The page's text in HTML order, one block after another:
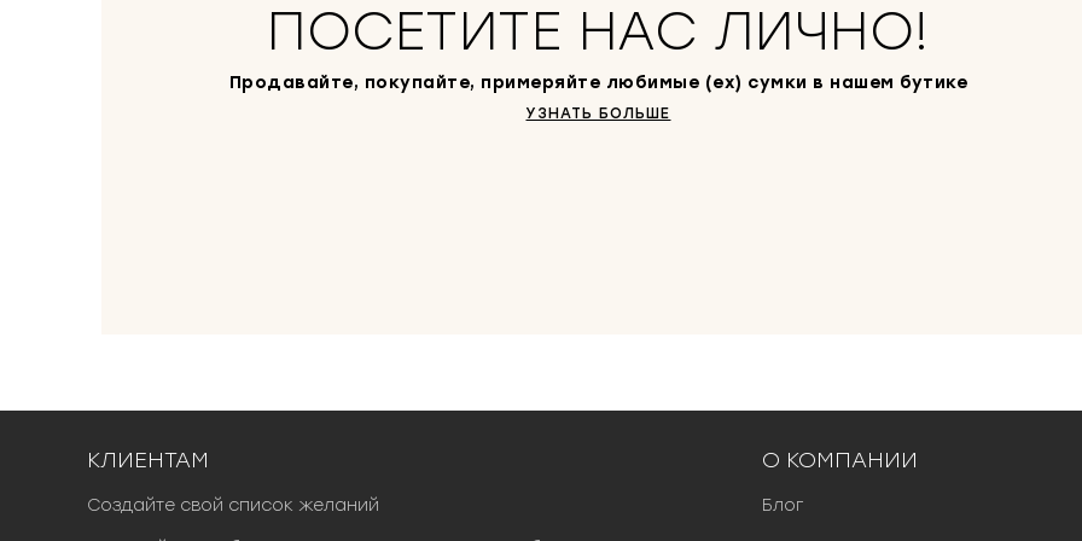
ПОСЕТИТЕ НАС ЛИЧНО!
Продавайте, покупайте, примеряйте любимые (ex) сумки в нашем бутике
УЗНАТЬ БОЛЬШЕ
КЛИЕНТАМ
Создайте свой список желаний
О КОМПАНИИ
Блог